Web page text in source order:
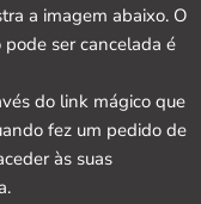
a imagem abaixo. O
ser cancelada é
do link mágico que
fez um pedido de
às suas